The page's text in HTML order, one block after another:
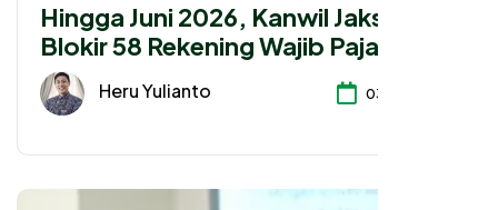
Hingga Juni 2026, Kanwil Jaksel I
Blokir 58 Rekening Wajib Pajak
Senilai Rp 80 Miliar
Heru Yulianto 03-07-2026